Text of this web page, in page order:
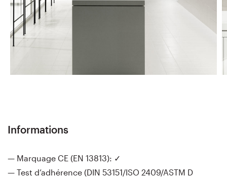
Informations
— Marquage CE (EN 13813): ✓
— Test d’adhérence (DIN 53151/ISO 2409/ASTM D